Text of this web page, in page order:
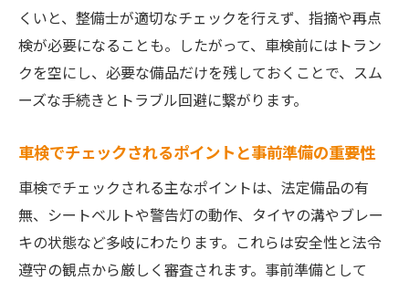
くいと、整備士が適切なチェックを行えず、指摘や再点
検が必要になることも。したがって、車検前にはトラン
クを空にし、必要な備品だけを残しておくことで、スム
ーズな手続きとトラブル回避に繋がります。
車検でチェックされるポイントと事前準備の重要性
車検でチェックされる主なポイントは、法定備品の有
無、シートベルトや警告灯の動作、タイヤの溝やブレー
キの状態など多岐にわたります。これらは安全性と法令
遵守の観点から厳しく審査されます。事前準備として